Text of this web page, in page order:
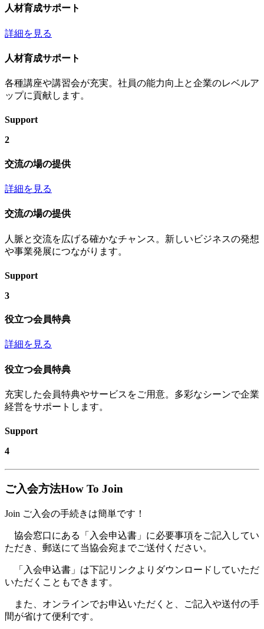
人材育成サポート
詳細を見る
人材育成サポート
各種講座や講習会が充実。社員の能力向上と企業のレベルア
ップに貢献します。
Support
2
交流の場の提供
詳細を見る
交流の場の提供
人脈と交流を広げる確かなチャンス。新しいビジネスの発想
や事業発展につながります。
Support
3
役立つ会員特典
詳細を見る
役立つ会員特典
充実した会員特典やサービスをご用意。多彩なシーンで企業
経営をサポートします。
Support
4
ご入会方法How To Join
Join ご入会の手続きは簡単です！
協会窓口にある「入会申込書」に必要事項をご記入してい
ただき、郵送にて当協会宛までご送付ください。
「入会申込書」は下記リンクよりダウンロードしていただ
いただくこともできます。
また、オンラインでお申込いただくと、ご記入や送付の手
間が省けて便利です。